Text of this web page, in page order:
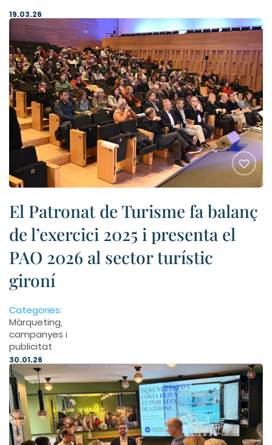
19.03.26
El Patronat de Turisme fa balanç
de l’exercici 2025 i presenta el
PAO 2026 al sector turístic
gironí
Categories:
Màrqueting,
campanyes i
publicitat
30.01.26